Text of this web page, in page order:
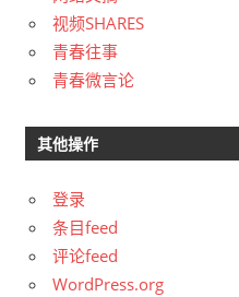
视频SHARES
青春往事
青春微言论
其他操作
登录
条目feed
评论feed
WordPress.org